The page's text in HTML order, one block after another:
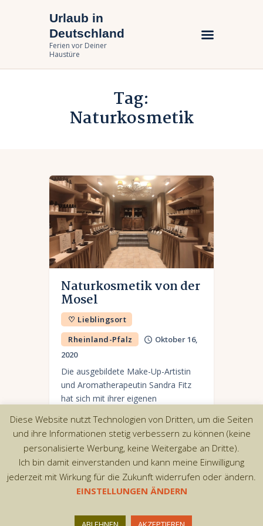
Urlaub in
Deutschland
Ferien vor Deiner
Haustüre
Tag:
Naturkosmetik
Urlaub in Deutschland
Ferien vor Deiner Haustüre
Urlaub zuhause
Bundesländer
Urlaubsarten
Naturkosmetik von der
Mosel
♡ Lieblingsort
Rheinland-Pfalz
Oktober 16,
2020
Die ausgebildete Make-Up-Artistin
und Aromatherapeutin Sandra Fitz
hat sich mit ihrer eigenen
Traum verwirklicht und vereint die
Liebe zu ihrer Heimat an der Mosel
mit ihrem umfangreichen…
Copyright © 2026 by AxiomThemes. All rights
Diese Website nutzt Technologien von Dritten, um die Seiten
und ihre Informationen stetig verbessern zu können (keine
personalisierte Werbung, keine Weitergabe an Dritte).
Ich bin damit einverstanden und kann meine Einwilligung
jederzeit mit Wirkung für die Zukunft widerrufen oder ändern.
EINSTELLUNGEN ÄNDERN